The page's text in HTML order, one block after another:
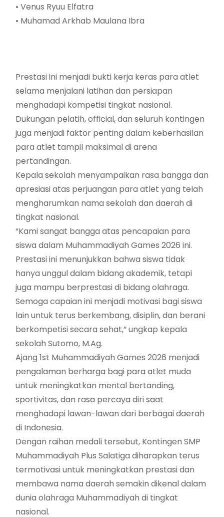
• Venus Ryuu Elfatra
• Muhamad Arkhab Maulana Ibra
Prestasi ini menjadi bukti kerja keras para atlet
selama menjalani latihan dan persiapan
menghadapi kompetisi tingkat nasional.
Dukungan pelatih, official, dan seluruh kontingen
juga menjadi faktor penting dalam keberhasilan
para atlet tampil maksimal di arena
pertandingan.
Kepala sekolah menyampaikan rasa bangga dan
apresiasi atas perjuangan para atlet yang telah
mengharumkan nama sekolah dan daerah di
tingkat nasional.
“Kami sangat bangga atas pencapaian para
siswa dalam Muhammadiyah Games 2026 ini.
Prestasi ini menunjukkan bahwa siswa tidak
hanya unggul dalam bidang akademik, tetapi
juga mampu berprestasi di bidang olahraga.
Semoga capaian ini menjadi motivasi bagi siswa
lain untuk terus berkembang, disiplin, dan berani
berkompetisi secara sehat,” ungkap kepala
sekolah Sutomo, M.Ag.
Ajang 1st Muhammadiyah Games 2026 menjadi
pengalaman berharga bagi para atlet muda
untuk meningkatkan mental bertanding,
sportivitas, dan rasa percaya diri saat
menghadapi lawan-lawan dari berbagai daerah
di Indonesia.
Dengan raihan medali tersebut, Kontingen SMP
Muhammadiyah Plus Salatiga diharapkan terus
termotivasi untuk meningkatkan prestasi dan
membawa nama daerah semakin dikenal dalam
dunia olahraga Muhammadiyah di tingkat
nasional.